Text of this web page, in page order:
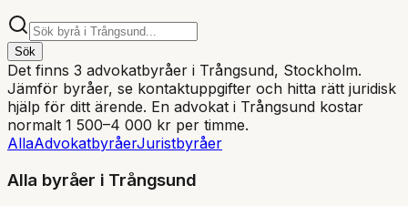
Sök
Det finns 3 advokatbyråer i Trångsund, Stockholm.
Jämför byråer, se kontaktuppgifter och hitta rätt juridisk
hjälp för ditt ärende. En advokat i Trångsund kostar
normalt 1 500–4 000 kr per timme.
AllaAdvokatbyråerJuristbyråer
Alla byråer i Trångsund